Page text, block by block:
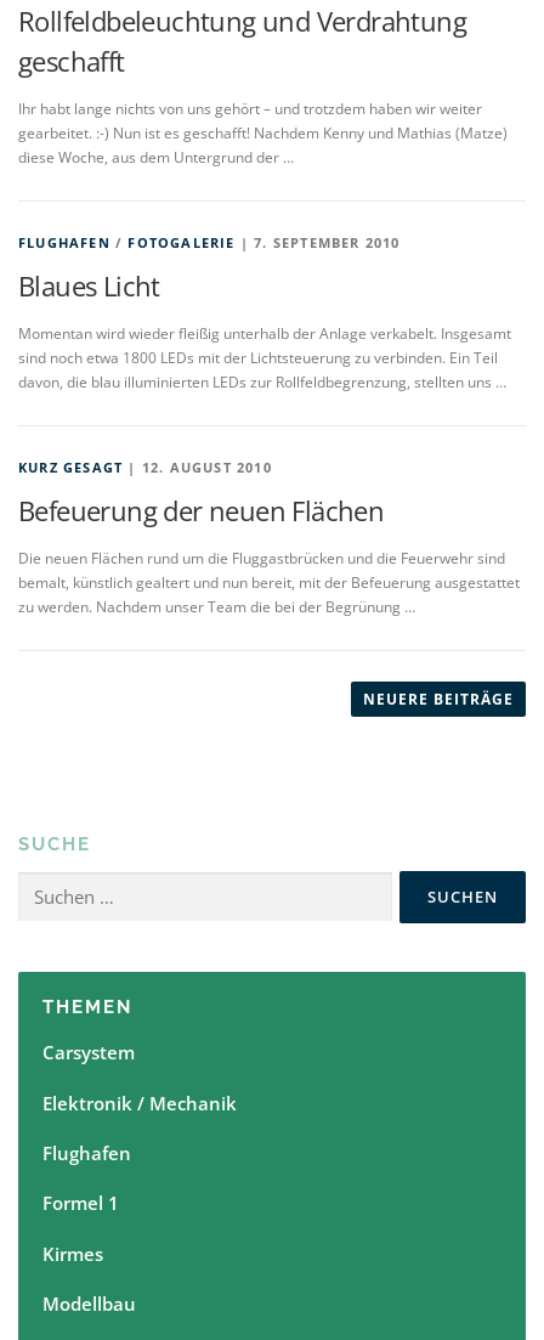
Rollfeldbeleuchtung und Verdrahtung
geschafft
Ihr habt lange nichts von uns gehört – und trotzdem haben wir weiter
gearbeitet. :-) Nun ist es geschafft! Nachdem Kenny und Mathias (Matze)
diese Woche, aus dem Untergrund der …
FLUGHAFEN / FOTOGALERIE | 7. SEPTEMBER 2010
Blaues Licht
Momentan wird wieder fleißig unterhalb der Anlage verkabelt. Insgesamt
sind noch etwa 1800 LEDs mit der Lichtsteuerung zu verbinden. Ein Teil
davon, die blau illuminierten LEDs zur Rollfeldbegrenzung, stellten uns …
KURZ GESAGT | 12. AUGUST 2010
Befeuerung der neuen Flächen
Die neuen Flächen rund um die Fluggastbrücken und die Feuerwehr sind
bemalt, künstlich gealtert und nun bereit, mit der Befeuerung ausgestattet
zu werden. Nachdem unser Team die bei der Begrünung …
g
v
NEUERE BEITRÄGE
SUCHE
nach:
THEMEN
Carsystem
Elektronik / Mechanik
Flughafen
Formel 1
Kirmes
Modellbau